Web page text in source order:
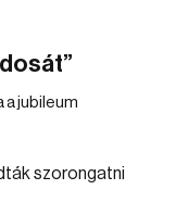
jubileum